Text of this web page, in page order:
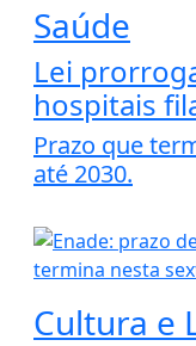
Saúde
Lei
hospitais
Prazo que
até 2030.
Cultura e